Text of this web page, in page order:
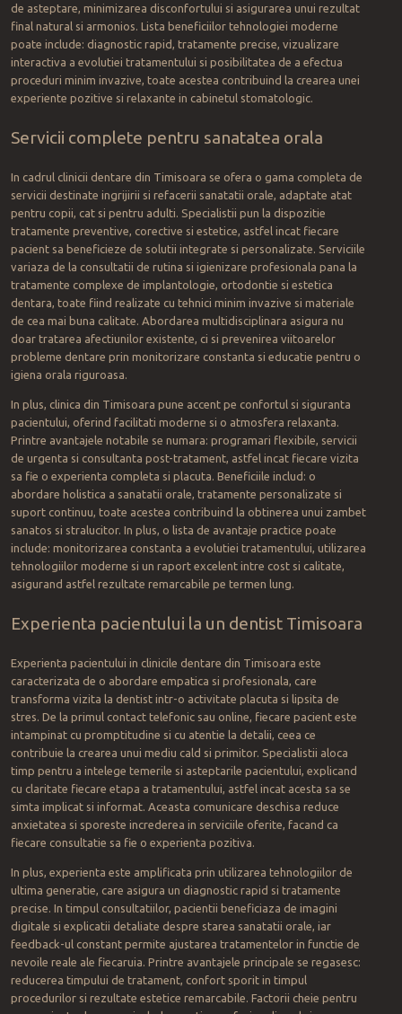
de asteptare, minimizarea disconfortului si asigurarea unui rezultat
final natural si armonios. Lista beneficiilor tehnologiei moderne
poate include: diagnostic rapid, tratamente precise, vizualizare
interactiva a evolutiei tratamentului si posibilitatea de a efectua
proceduri minim invazive, toate acestea contribuind la crearea unei
experiente pozitive si relaxante in cabinetul stomatologic.
Servicii complete pentru sanatatea orala
In cadrul clinicii dentare din Timisoara se ofera o gama completa de
servicii destinate ingrijirii si refacerii sanatatii orale, adaptate atat
pentru copii, cat si pentru adulti. Specialistii pun la dispozitie
tratamente preventive, corective si estetice, astfel incat fiecare
pacient sa beneficieze de solutii integrate si personalizate. Serviciile
variaza de la consultatii de rutina si igienizare profesionala pana la
tratamente complexe de implantologie, ortodontie si estetica
dentara, toate fiind realizate cu tehnici minim invazive si materiale
de cea mai buna calitate. Abordarea multidisciplinara asigura nu
doar tratarea afectiunilor existente, ci si prevenirea viitoarelor
probleme dentare prin monitorizare constanta si educatie pentru o
igiena orala riguroasa.
In plus, clinica din Timisoara pune accent pe confortul si siguranta
pacientului, oferind facilitati moderne si o atmosfera relaxanta.
Printre avantajele notabile se numara: programari flexibile, servicii
de urgenta si consultanta post-tratament, astfel incat fiecare vizita
sa fie o experienta completa si placuta. Beneficiile includ: o
abordare holistica a sanatatii orale, tratamente personalizate si
suport continuu, toate acestea contribuind la obtinerea unui zambet
sanatos si stralucitor. In plus, o lista de avantaje practice poate
include: monitorizarea constanta a evolutiei tratamentului, utilizarea
tehnologiilor moderne si un raport excelent intre cost si calitate,
asigurand astfel rezultate remarcabile pe termen lung.
Experienta pacientului la un dentist Timisoara
Experienta pacientului in clinicile dentare din Timisoara este
caracterizata de o abordare empatica si profesionala, care
transforma vizita la dentist intr-o activitate placuta si lipsita de
stres. De la primul contact telefonic sau online, fiecare pacient este
intampinat cu promptitudine si cu atentie la detalii, ceea ce
contribuie la crearea unui mediu cald si primitor. Specialistii aloca
timp pentru a intelege temerile si asteptarile pacientului, explicand
cu claritate fiecare etapa a tratamentului, astfel incat acesta sa se
simta implicat si informat. Aceasta comunicare deschisa reduce
anxietatea si sporeste increderea in serviciile oferite, facand ca
fiecare consultatie sa fie o experienta pozitiva.
In plus, experienta este amplificata prin utilizarea tehnologiilor de
ultima generatie, care asigura un diagnostic rapid si tratamente
precise. In timpul consultatiilor, pacientii beneficiaza de imagini
digitale si explicatii detaliate despre starea sanatatii orale, iar
feedback-ul constant permite ajustarea tratamentelor in functie de
nevoile reale ale fiecaruia. Printre avantajele principale se regasesc:
reducerea timpului de tratament, confort sporit in timpul
procedurilor si rezultate estetice remarcabile. Factorii cheie pentru